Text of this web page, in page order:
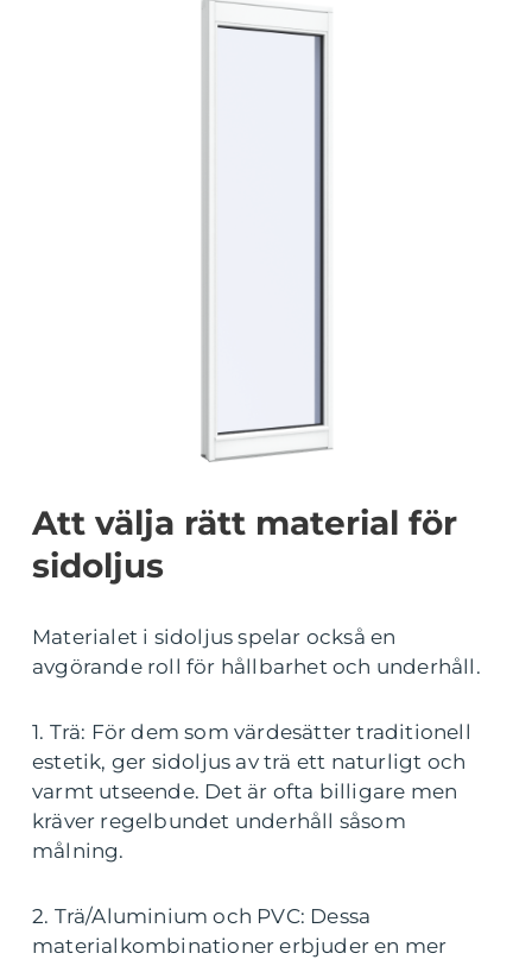
Att välja rätt material för
sidoljus
Materialet i sidoljus spelar också en
avgörande roll för hållbarhet och underhåll.
1. Trä: För dem som värdesätter traditionell
estetik, ger sidoljus av trä ett naturligt och
varmt utseende. Det är ofta billigare men
kräver regelbundet underhåll såsom
målning.
2. Trä/Aluminium och PVC: Dessa
materialkombinationer erbjuder en mer